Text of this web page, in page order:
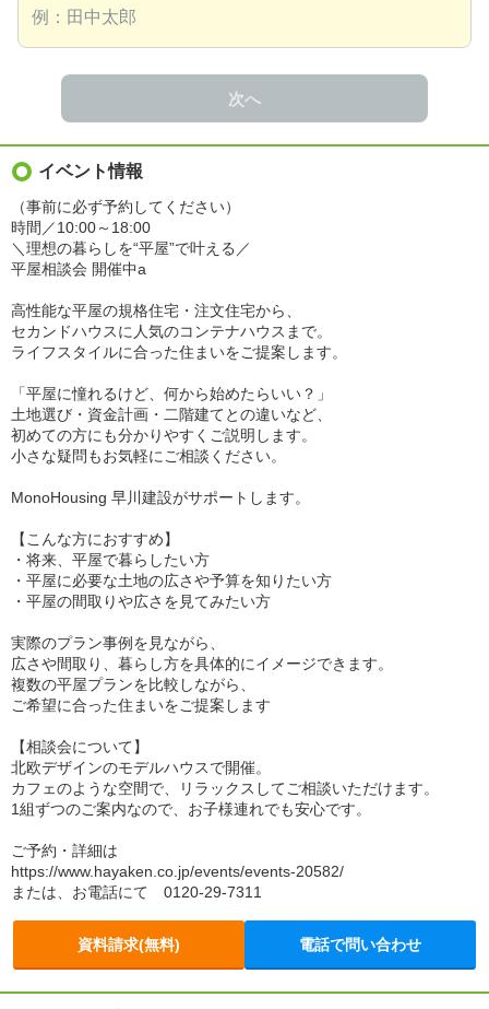
次へ
イベント情報
（事前に必ず予約してください）
時間／10:00～18:00
＼理想の暮らしを“平屋”で叶える／
平屋相談会 開催中a
高性能な平屋の規格住宅・注文住宅から、
セカンドハウスに人気のコンテナハウスまで。
ライフスタイルに合った住まいをご提案します。
「平屋に憧れるけど、何から始めたらいい？」
土地選び・資金計画・二階建てとの違いなど、
初めての方にも分かりやすくご説明します。
小さな疑問もお気軽にご相談ください。
MonoHousing 早川建設がサポートします。
【こんな方におすすめ】
・将来、平屋で暮らしたい方
・平屋に必要な土地の広さや予算を知りたい方
・平屋の間取りや広さを見てみたい方
実際のプラン事例を見ながら、
広さや間取り、暮らし方を具体的にイメージできます。
複数の平屋プランを比較しながら、
ご希望に合った住まいをご提案します
【相談会について】
北欧デザインのモデルハウスで開催。
カフェのような空間で、リラックスしてご相談いただけます。
1組ずつのご案内なので、お子様連れでも安心です。
ご予約・詳細は
https://www.hayaken.co.jp/events/events-20582/
または、お電話にて 0120-29-7311
資料請求(無料) 電話で問い合わせ